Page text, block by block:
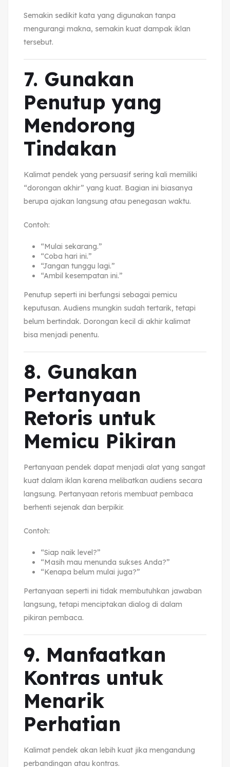
Semakin sedikit kata yang digunakan tanpa
mengurangi makna, semakin kuat dampak iklan
tersebut.
7. Gunakan
Penutup yang
Mendorong
Tindakan
Kalimat pendek yang persuasif sering kali memiliki
“dorongan akhir” yang kuat. Bagian ini biasanya
berupa ajakan langsung atau penegasan waktu.
Contoh:
“Mulai sekarang.”
“Coba hari ini.”
“Jangan tunggu lagi.”
“Ambil kesempatan ini.”
Penutup seperti ini berfungsi sebagai pemicu
keputusan. Audiens mungkin sudah tertarik, tetapi
belum bertindak. Dorongan kecil di akhir kalimat
bisa menjadi penentu.
8. Gunakan
Pertanyaan
Retoris untuk
Memicu Pikiran
Pertanyaan pendek dapat menjadi alat yang sangat
kuat dalam iklan karena melibatkan audiens secara
langsung. Pertanyaan retoris membuat pembaca
berhenti sejenak dan berpikir.
Contoh:
“Siap naik level?”
“Masih mau menunda sukses Anda?”
“Kenapa belum mulai juga?”
Pertanyaan seperti ini tidak membutuhkan jawaban
langsung, tetapi menciptakan dialog di dalam
pikiran pembaca.
9. Manfaatkan
Kontras untuk
Menarik
Perhatian
Kalimat pendek akan lebih kuat jika mengandung
perbandingan atau kontras.